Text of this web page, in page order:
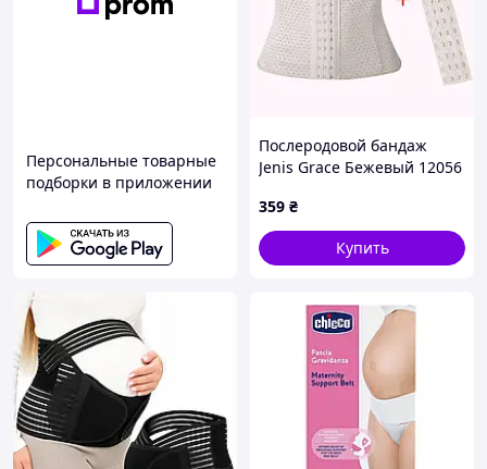
Бандаж оснащен липучками, что
позволяет удобно регулировать
его размер. Это делает его
подходящим для разных этапов
фигуры, обеспечивая
максимальный комфорт.
Персональные товарные
подборки в приложении
Послеродовой бандаж
Jenis Grace Бежевый 12056
359 ₴
Купить